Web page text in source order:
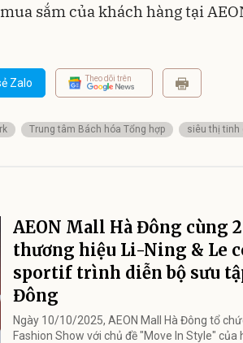
sắm của khách hàng tại
Zalo Theo dõi trên
Trung tâm Bách hóa Tổng hợp siêu thị tinh
AEON Mall Hà Đông cùng 2
thương hiệu Li-Ning & Le
sportif trình diễn bộ sưu
Đông
Ngày 10/10/2025, AEON Mall Hà Đông tổ
Fashion Show với chủ đề "Move In Style" của